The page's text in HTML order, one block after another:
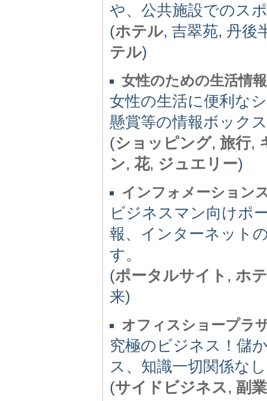
や、公共施設でのス
(ホテル, 吉翠苑, 丹後
テル)
女性のための生活情報
女性の生活に便利な
懸賞等の情報ボック
(ショッピング, 旅行,
ン, 花, ジュエリー)
インフォメーション
ビジネスマン向けポ
報、インターネット
す。
(ポータルサイト , ホ
来)
オフィスショープラ
究極のビジネス！儲
ス、知識一切関係な
(サイドビジネス, 副業